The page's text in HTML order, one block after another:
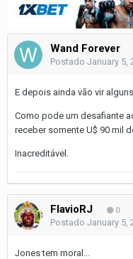
Wand Forever
Postado January 5,
E depois ainda vão vir
Como pode um desafiante
receber somente U$ 90 mil
Inacreditável.
FlavioRJ 0
Postado January 5,
Jones tem moral...